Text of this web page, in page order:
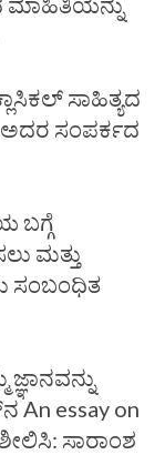
ಸಾಹಿತ್ಯದ
ಸಂಪರ್ಕದ
ಬಗ್ಗೆ
ಮತ್ತು
ಸಂಬಂಧಿತ
An essay on
ಸಾರಾಂಶ